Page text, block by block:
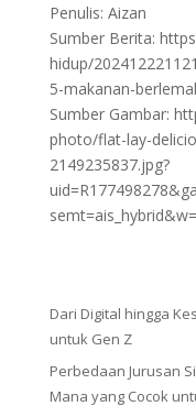
Penulis: Aizan
Sumber Berita:
hidup/
5-makanan-
Sumber Gambar:
photo/flat-lay-
2149235837.jpg?
Dari Digital hingga
untuk Gen Z
Perbedaan Jurusan
Mana yang Cocok